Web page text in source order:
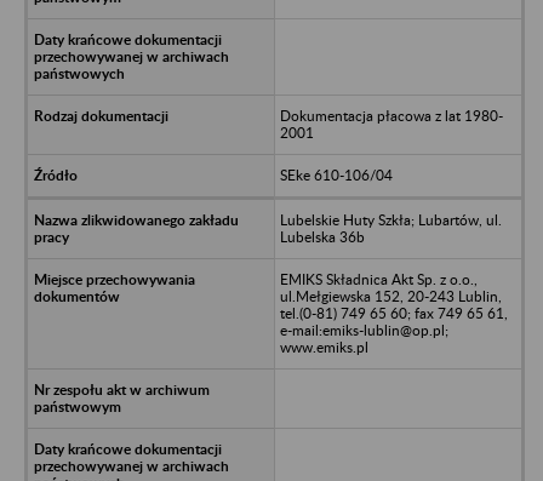
Dokumentacja płacowa z lat 1980-
2001
SEke 610-106/04
Lubelskie Huty Szkła; Lubartów, ul.
Lubelska 36b
EMIKS Składnica Akt Sp. z o.o.,
ul.Mełgiewska 152, 20-243 Lublin,
tel.(0-81) 749 65 60; fax 749 65 61,
e-mail:emiks-lublin@op.pl;
www.emiks.pl